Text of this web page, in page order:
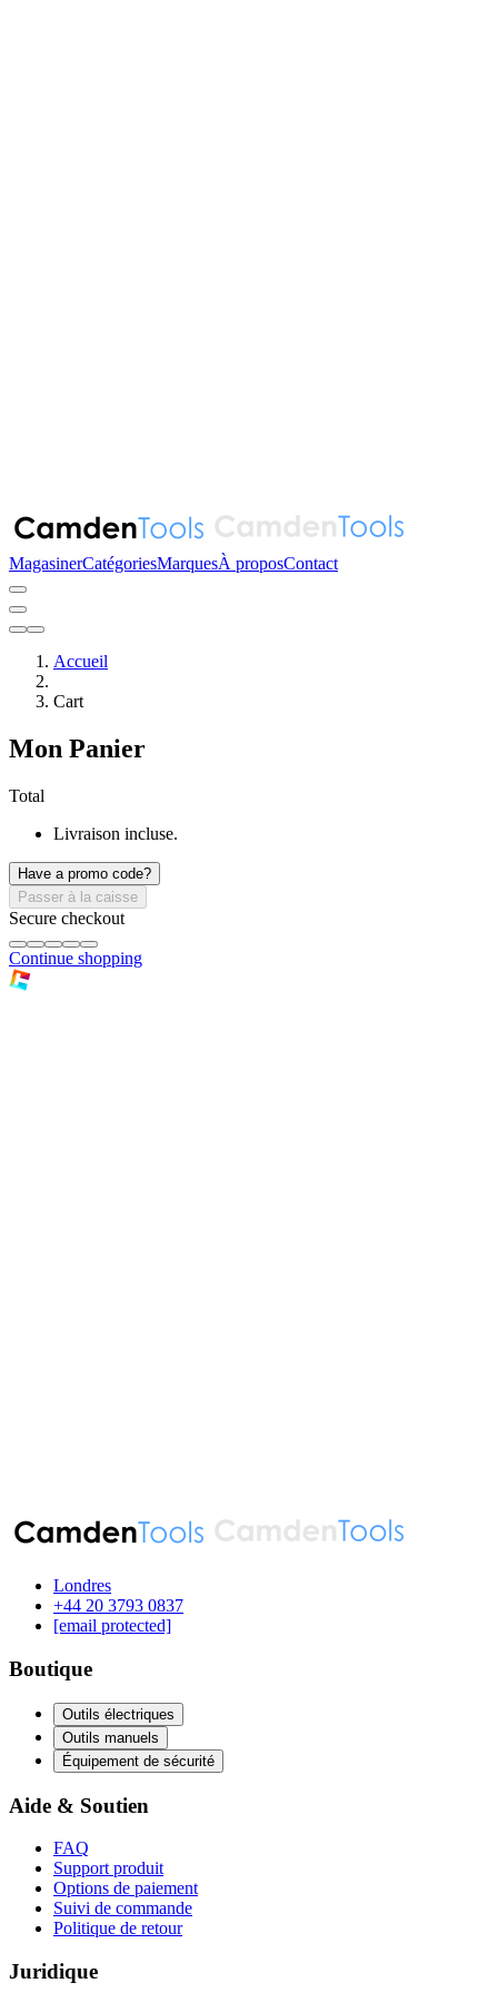
MagasinerCatégoriesMarquesÀ proposContact
Accueil
Cart
Mon Panier
Total
Livraison incluse.
Have a promo code?
Passer à la caisse
Secure checkout
Continue shopping
Londres
‪+44 20 3793 0837‬
[email protected]
Boutique
Outils électriques
Outils manuels
Équipement de sécurité
Aide & Soutien
FAQ
Support produit
Options de paiement
Suivi de commande
Politique de retour
Juridique